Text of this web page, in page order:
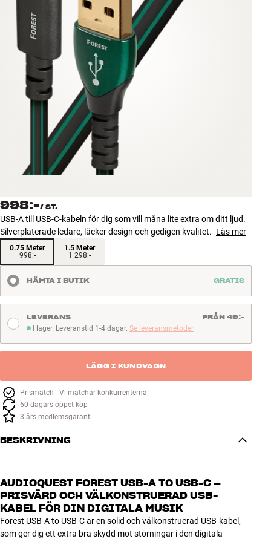
Tillbehör
INSPIRATION
MÄRKEN
NYHETER
ERBJUDANDEN
Hitta Butik
Kundtjänst
Kundtjänst
Bygg med ljud
Företag
998:-/ ST.
USB-A till USB-C-kabeln för dig som vill måna lite extra om ditt ljud.
Silverpläterade ledare, läcker design och gedigen kvalitet. Läs mer
0.75 Meter
998:-
1.5 Meter
1 298:-
HÄMTA I BUTIK GRATIS
I lager. Leveranstid 1-4 dagar
I lager. Leveranstid 1-4 dagar. Se leveransmetoder
LEVERANS FRÅN 49:-
LÄGG I KUNDVAGN
Prismatch - Vi matchar konkurrenterna
60 dagars öppet köp
3 års medlemsgaranti
BESKRIVNING
AUDIOQUEST FOREST USB-A TO USB-C –
PRISVÄRD OCH VÄLKONSTRUERAD USB-
KABEL FÖR DIN DIGITALA MUSIK
Forest USB-A to USB-C är en solid och välkonstruerad USB-kabel,
som ger dig ett extra bra skydd mot störningar i den digitala